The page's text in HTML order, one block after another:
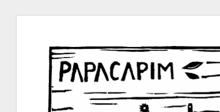
conteúdo